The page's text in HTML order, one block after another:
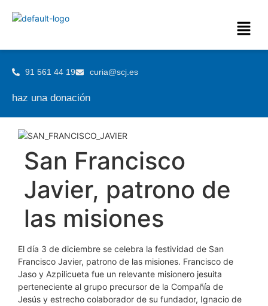
91 561 44 19 curia@scj.es
haz una donación
San Francisco
Javier, patrono de
las misiones
El día 3 de diciembre se celebra la festividad de San
Francisco Javier, patrono de las misiones. Francisco de
Jaso y Azpilicueta fue un relevante misionero jesuita
perteneciente al grupo precursor de la Compañía de
Jesús y estrecho colaborador de su fundador, Ignacio de